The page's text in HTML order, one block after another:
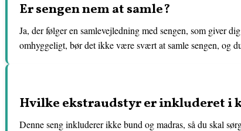
Er sengen nem at samle?
Ja, der følger en samlevejledning med sengen, som giver
omhyggeligt, bør det ikke være svært at samle sengen, og
Hvilke ekstraudstyr er inkluderet i
Denne seng inkluderer ikke bund og madras, så du skal